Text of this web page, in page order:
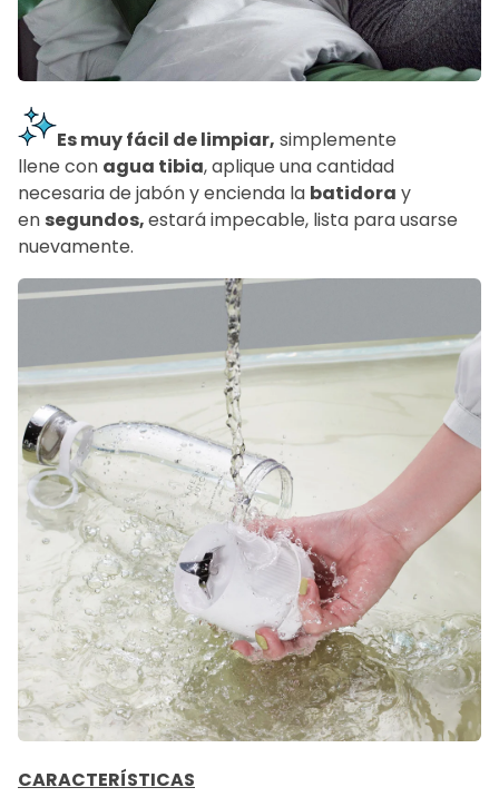
Es muy fácil de limpiar, simplemente
llene con agua tibia, aplique una cantidad
necesaria de jabóny encienda la batidora y
en segundos,estará impecable, lista para usarse
nuevamente.
CARACTERÍSTICAS